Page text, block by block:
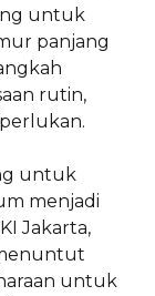
untuk
panjang
rutin,
untuk
menjadi
Jakarta,
untuk